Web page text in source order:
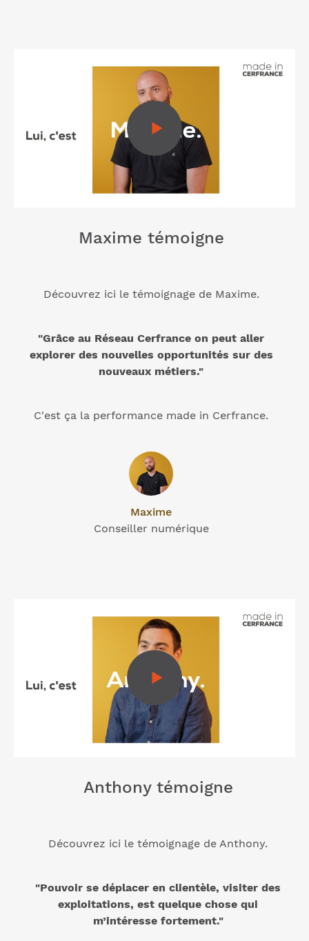
Maxime témoigne
Découvrez ici le témoignage de Maxime.
"Grâce au Réseau Cerfrance on peut aller
explorer des nouvelles opportunités sur des
nouveaux métiers."
C'est ça la performance made in Cerfrance.
Maxime
Conseiller numérique
Anthony témoigne
Découvrez ici le témoignage de Anthony.
"Pouvoir se déplacer en clientèle, visiter des
exploitations, est quelque chose qui
m’intéresse fortement."